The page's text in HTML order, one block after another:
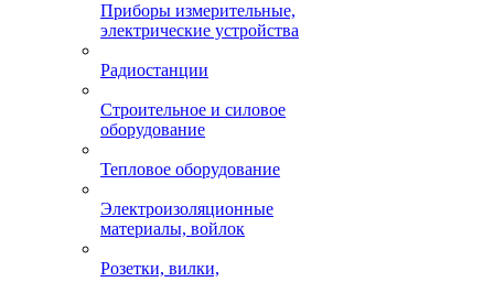
Приборы измерительные,
электрические устройства
Радиостанции
Строительное и силовое
оборудование
Тепловое оборудование
Электроизоляционные
материалы, войлок
Розетки, вилки,